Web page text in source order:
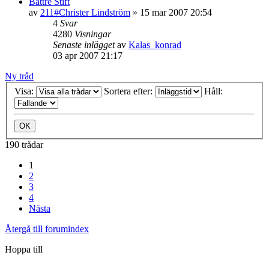
av 211#Christer Lindström » 15 mar 2007 20:54
4 Svar
4280 Visningar
Senaste inläggetav Kalas_konrad
03 apr 2007 21:17
Ny tråd
Visa:
Sortera efter: Håll:
190 trådar
1
2
3
4
Nästa
Återgå till forumindex
Hoppa till